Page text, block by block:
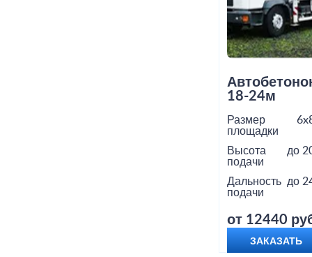
18-24м
Размер
площадки
Высота
подачи
до
Дальность
подачи
до
от 12440
ЗАКАЗАТЬ